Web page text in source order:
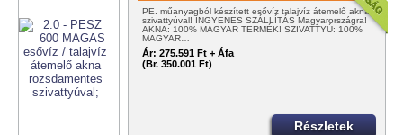
PE. műanyagból készített esővíz talajvíz átemelő akna
szivattyúval! INGYENES SZÁLLÍTÁS Magyarországra!
AKNA: 100% MAGYAR TERMÉK! SZIVATTYÚ: 100%
MAGYAR…
Ár: 275.591 Ft + Áfa
(Br. 350.001 Ft)
Részletek